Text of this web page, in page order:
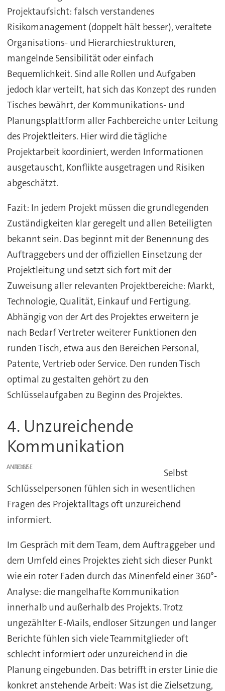
Projektaufsicht: falsch verstandenes
Risikomanagement (doppelt hält besser), veraltete
Organisations- und Hierarchiestrukturen,
mangelnde Sensibilität oder einfach
Bequemlichkeit. Sind alle Rollen und Aufgaben
jedoch klar verteilt, hat sich das Konzept des runden
Tisches bewährt, der Kommunikations- und
Planungsplattform aller Fachbereiche unter Leitung
des Projektleiters. Hier wird die tägliche
Projektarbeit koordiniert, werden Informationen
ausgetauscht, Konflikte ausgetragen und Risiken
abgeschätzt.
Fazit: In jedem Projekt müssen die grundlegenden
Zuständigkeiten klar geregelt und allen Beteiligten
bekannt sein. Das beginnt mit der Benennung des
Auftraggebers und der offiziellen Einsetzung der
Projektleitung und setzt sich fort mit der
Zuweisung aller relevanten Projektbereiche: Markt,
Technologie, Qualität, Einkauf und Fertigung.
Abhängig von der Art des Projektes erweitern je
nach Bedarf Vertreter weiterer Funktionen den
runden Tisch, etwa aus den Bereichen Personal,
Patente, Vertrieb oder Service. Den runden Tisch
optimal zu gestalten gehört zu den
Schlüsselaufgaben zu Beginn des Projektes.
4. Unzureichende
Kommunikation
ANZEIGE
Selbst
Schlüsselpersonen fühlen sich in wesentlichen
Fragen des Projektalltags oft unzureichend
informiert.
Im Gespräch mit dem Team, dem Auftraggeber und
dem Umfeld eines Projektes zieht sich dieser Punkt
wie ein roter Faden durch das Minenfeld einer 360°-
Analyse: die mangelhafte Kommunikation
innerhalb und außerhalb des Projekts. Trotz
ungezählter E-Mails, endloser Sitzungen und langer
Berichte fühlen sich viele Teammitglieder oft
schlecht informiert oder unzureichend in die
Planung eingebunden. Das betrifft in erster Linie die
konkret anstehende Arbeit: Was ist die Zielsetzung,